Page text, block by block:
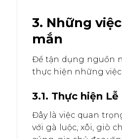
3. Những
mắn
Để tận dụng nguồn
thực hiện những việc
3.1. Thực hiện
Đây là việc quan
với gà luộc, xôi, giò